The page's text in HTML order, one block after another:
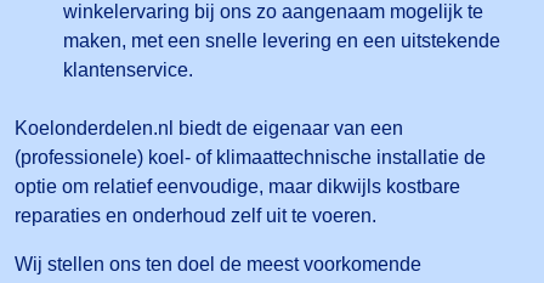
winkelervaring bij ons zo aangenaam mogelijk te
maken, met een snelle levering en een uitstekende
klantenservice.
Koelonderdelen.nl biedt de eigenaar van een
(professionele) koel- of klimaattechnische installatie de
optie om relatief eenvoudige, maar dikwijls kostbare
reparaties en onderhoud zelf uit te voeren.
Wij stellen ons ten doel de meest voorkomende